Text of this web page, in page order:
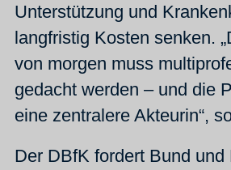
Unterstützung und
langfristig Kosten senken.
von morgen muss
gedacht werden – und die
eine zentralere Akteurin“,
Der DBfK fordert Bund und